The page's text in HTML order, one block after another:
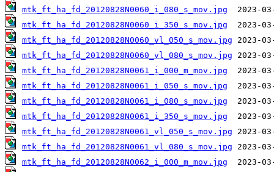
mtk_ft_ha_fd_20120828N0060_i_080_s_mov.jpg
mtk_ft_ha_fd_20120828N0060_i_350_s_mov.jpg
mtk_ft_ha_fd_20120828N0060_vl_050_s_mov.jpg
mtk_ft_ha_fd_20120828N0060_vl_080_s_mov.jpg
mtk_ft_ha_fd_20120828N0061_i_000_m_mov.jpg
mtk_ft_ha_fd_20120828N0061_i_050_s_mov.jpg
mtk_ft_ha_fd_20120828N0061_i_080_s_mov.jpg
mtk_ft_ha_fd_20120828N0061_i_350_s_mov.jpg
mtk_ft_ha_fd_20120828N0061_vl_050_s_mov.jpg
mtk_ft_ha_fd_20120828N0061_vl_080_s_mov.jpg
mtk_ft_ha_fd_20120828N0062_i_000_m_mov.jpg